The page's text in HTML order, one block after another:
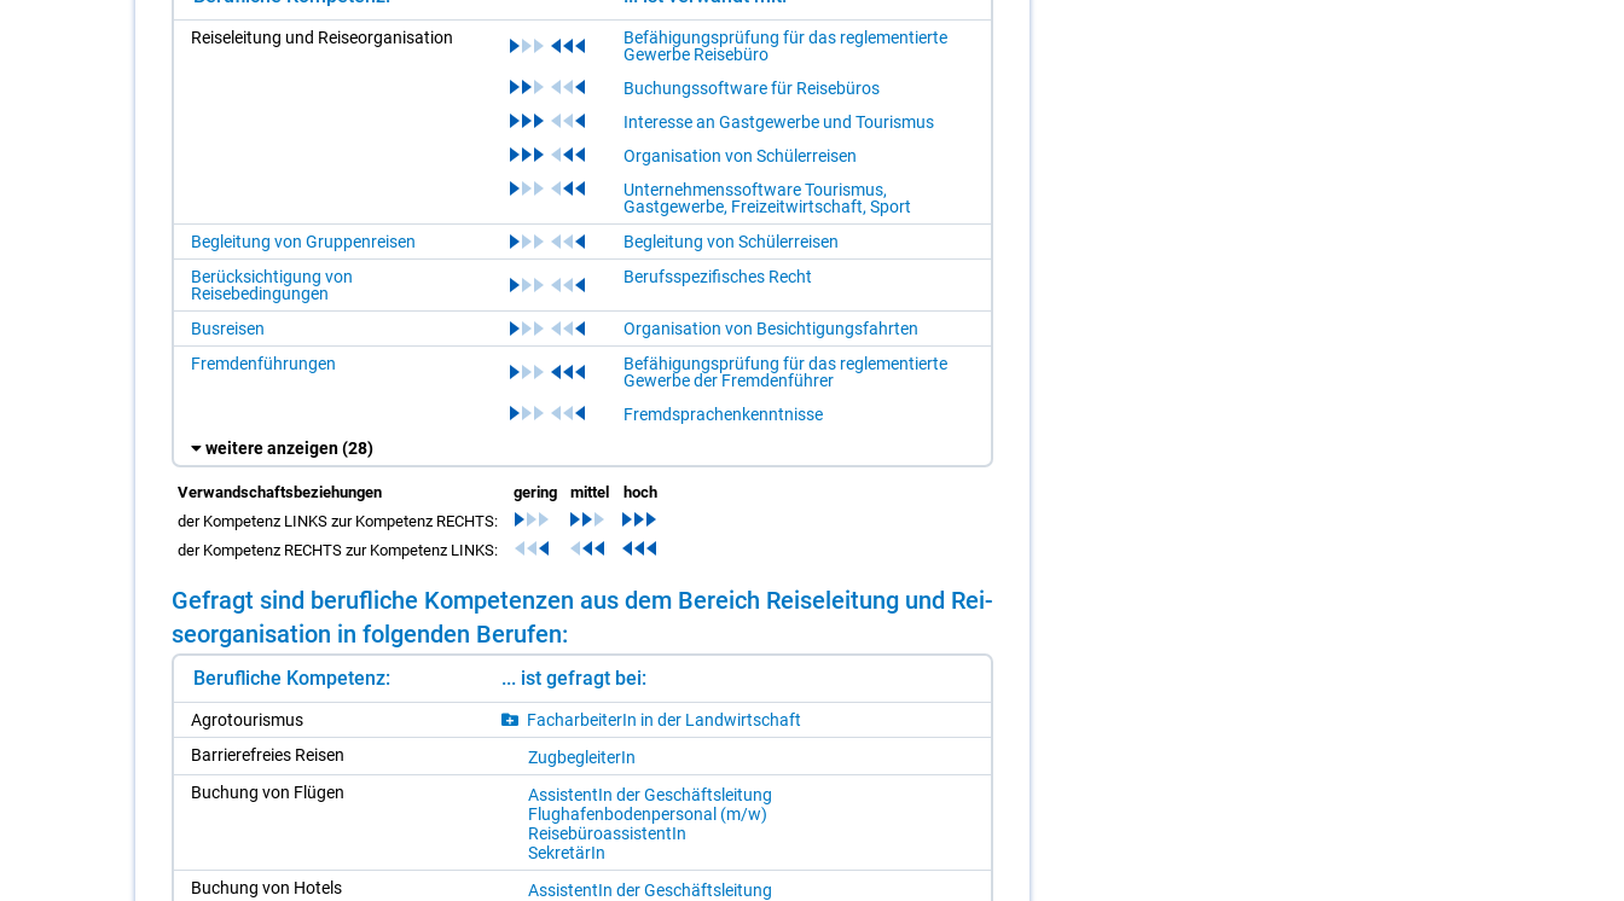
Rei­se­lei­tung und Rei­se­or­ga­ni­sa­ti­on
Befähigungsprüfung für das reglementierte
Gewerbe Reisebüro
Buchungssoftware für Reisebüros
Interesse an Gastgewerbe und Tourismus
Organisation von Schülerreisen
Unternehmenssoftware Tourismus,
Gastgewerbe, Freizeitwirtschaft, Sport
Begleitung von Gruppenreisen
Begleitung von Schülerreisen
Berücksichtigung von
Reisebedingungen
Berufsspezifisches Recht
Busreisen
Organisation von Besichtigungsfahrten
Fremdenführungen
Befähigungsprüfung für das reglementierte
Gewerbe der Fremdenführer
Fremdsprachenkenntnisse
weitere anzeigen(28)
Verwandschaftsbeziehungen gering mittel
hoch
der Kompetenz LINKS zur Kompetenz RECHTS:
der Kompetenz RECHTS zur Kompetenz LINKS:
Ge­fragt sind be­ruf­li­che Kom­pe­ten­zen aus dem Be­reich Rei­se­lei­tung und Rei­
se­or­ga­ni­sa­ti­on in fol­gen­den Be­ru­fen:
Berufliche Kompetenz: ... ist gefragt bei:
Agro­tou­ris­mus
Fach­ar­bei­te­rIn in der Land­wirt­schaft
Bar­rie­re­frei­es Rei­sen
Zug­be­glei­te­rIn
Bu­chung von Flü­gen
As­sis­ten­tIn der Ge­schäfts­lei­tung
Flug­ha­fen­bo­den­per­so­nal (m/​w)
Rei­se­bü­ro­as­sis­ten­tIn
Se­kre­tä­rIn
Bu­chung von Ho­tels
As­sis­ten­tIn der Ge­schäfts­lei­tung